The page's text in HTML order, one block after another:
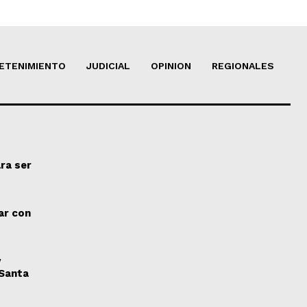
JUDICIAL OPINION REGIONALES
ser
con